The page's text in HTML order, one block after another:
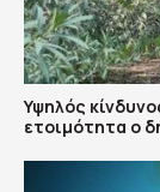
Υψηλός
ετοιμότητα ο